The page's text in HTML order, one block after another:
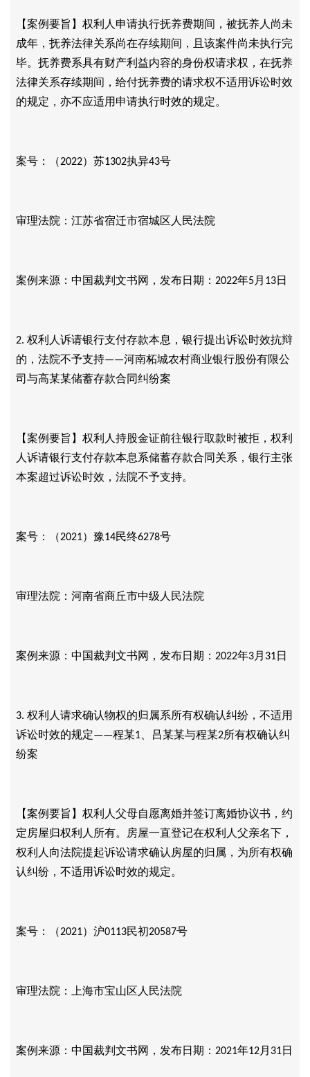
【案例要旨】权利人申请执行抚养费期间，被抚养人尚未
成年，抚养法律关系尚在存续期间，且该案件尚未执行完
毕。抚养费系具有财产利益内容的身份权请求权，在抚养
法律关系存续期间，给付抚养费的请求权不适用诉讼时效
的规定，亦不应适用申请执行时效的规定。
案号：（2022）苏1302执异43号
审理法院：江苏省宿迁市宿城区人民法院
案例来源：中国裁判文书网，发布日期： 2022年5月 13日
2.权利人诉请银行支付存款本息，银行提出诉讼时效抗辩
的，法院不予支持——河南柘城农村商业银行股份有限公
司与高某某储蓄存款合同纠纷案
【案例要旨】权利人持股金证前往银行取款时被拒，权利
人诉请银行支付存款本息系储蓄存款合同关系，银行主张
本案超过诉讼时效，法院不予支持。
案号：（2021）豫14民终6278号
审理法院：河南省商丘市中级人民法院
案例来源：中国裁判文书网，发布日期： 2022年3月 31日
3.权利人请求确认物权的归属系所有权确认纠纷，不适用
诉讼时效的规定——程某1 、吕某某与程某2所有权确认纠
纷案
【案例要旨】权利人父母自愿离婚并签订离婚协议书，约
定房屋归权利人所有。房屋一直登记在权利人父亲名下，
权利人向法院提起诉讼请求确认房屋的归属，为所有权确
认纠纷，不适用诉讼时效的规定。
案号：（2021）沪0113民初20587号
审理法院：上海市宝山区人民法院
案例来源：中国裁判文书网，发布日期： 2021年12月 31日